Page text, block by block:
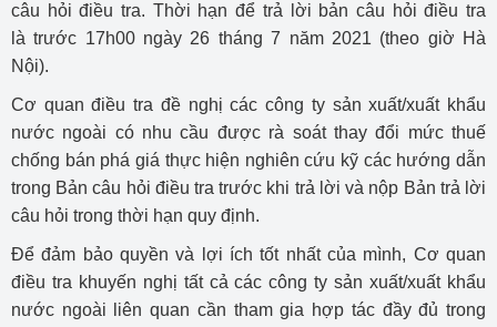
câu hỏi điều tra. Thời hạn để trả lời bản câu hỏi điều tra
là trước 17h00 ngày 26 tháng 7 năm 2021 (theo giờ Hà
Nội).
Cơ quan điều tra đề nghị các công ty sản xuất/xuất khẩu
nước ngoài có nhu cầu được rà soát thay đổi mức thuế
chống bán phá giá thực hiện nghiên cứu kỹ các hướng dẫn
trong Bản câu hỏi điều tra trước khi trả lời và nộp Bản trả lời
câu hỏi trong thời hạn quy định.
Để đảm bảo quyền và lợi ích tốt nhất của mình, Cơ quan
điều tra khuyến nghị tất cả các công ty sản xuất/xuất khẩu
nước ngoài liên quan cần tham gia hợp tác đầy đủ trong